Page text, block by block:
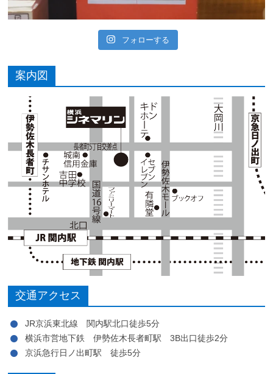
フォローする
案内図
交通アクセス
JR京浜東北線 関内駅北口徒歩5分
横浜市営地下鉄 伊勢佐木長者町駅 3B出口徒歩2分
京浜急行日ノ出町駅 徒歩5分